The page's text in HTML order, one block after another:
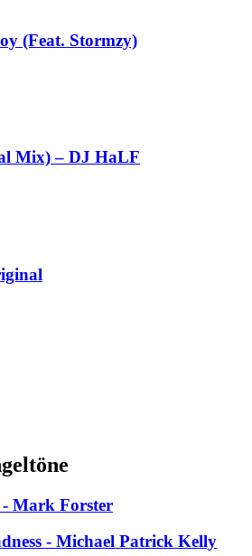
(Feat. Stormzy)
Mix) – DJ HaLF
- Mark Forster
- Michael Patrick Kelly